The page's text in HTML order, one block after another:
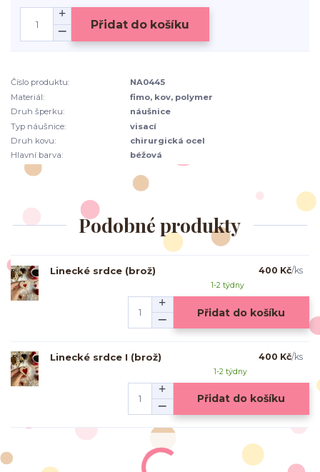
Přidat do košíku
Číslo produktu:
NA0445
Materiál:
fimo, kov, polymer
Druh šperku:
náušnice
Typ náušnice:
visací
Druh kovu:
chirurgická ocel
Hlavní barva:
béžová
Podobné produkty
Linecké srdce (brož) 400 Kč/ks
1-2 týdny
Přidat do košíku
Linecké srdce I (brož) 400 Kč/ks
1-2 týdny
Přidat do košíku